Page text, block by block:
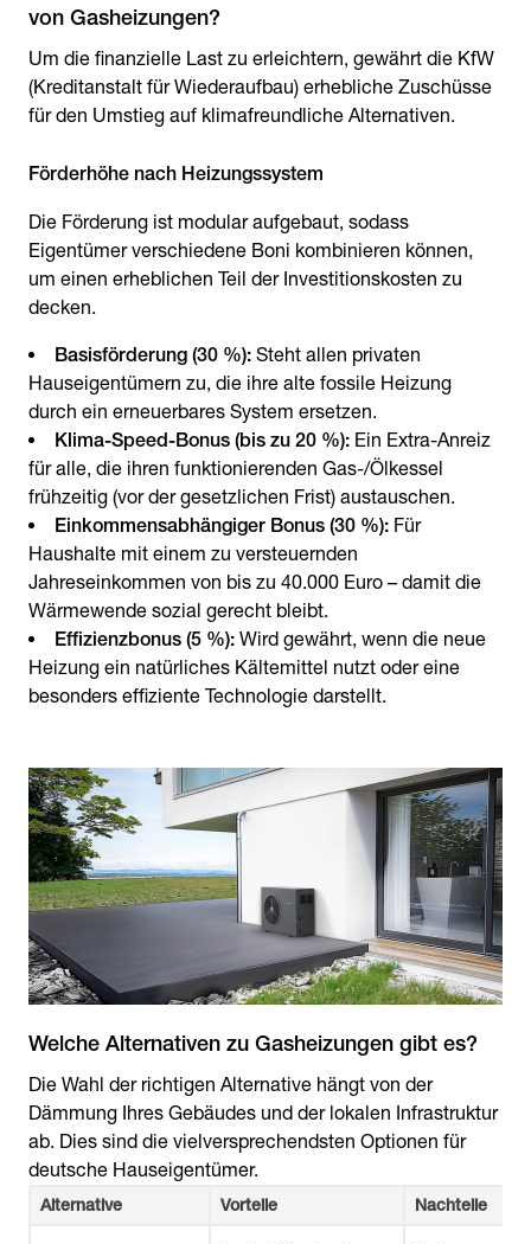
von Gasheizungen?
Um die finanzielle Last zu erleichtern, gewährt die KfW
(Kreditanstalt für Wiederaufbau) erhebliche Zuschüsse
für den Umstieg auf klimafreundliche Alternativen.
Förderhöhe nach Heizungssystem
Die Förderung ist modular aufgebaut, sodass
Eigentümer verschiedene Boni kombinieren können,
um einen erheblichen Teil der Investitionskosten zu
decken.
Basisförderung (30 %): Steht allen privaten
Hauseigentümern zu, die ihre alte fossile Heizung
durch ein erneuerbares System ersetzen.
Klima-Speed-Bonus (bis zu 20 %): Ein Extra-Anreiz
für alle, die ihren funktionierenden Gas-/Ölkessel
frühzeitig (vor der gesetzlichen Frist) austauschen.
Einkommensabhängiger Bonus (30 %): Für
Haushalte mit einem zu versteuernden
Jahreseinkommen von bis zu 40.000 Euro – damit die
Wärmewende sozial gerecht bleibt.
Effizienzbonus (5 %): Wird gewährt, wenn die neue
Heizung ein natürliches Kältemittel nutzt oder eine
besonders effiziente Technologie darstellt.
Welche Alternativen zu Gasheizungen gibt es?
Die Wahl der richtigen Alternative hängt von der
Dämmung Ihres Gebäudes und der lokalen Infrastruktur
ab. Dies sind die vielversprechendsten Optionen für
deutsche Hauseigentümer.
Alternative Vorteile Nachteile